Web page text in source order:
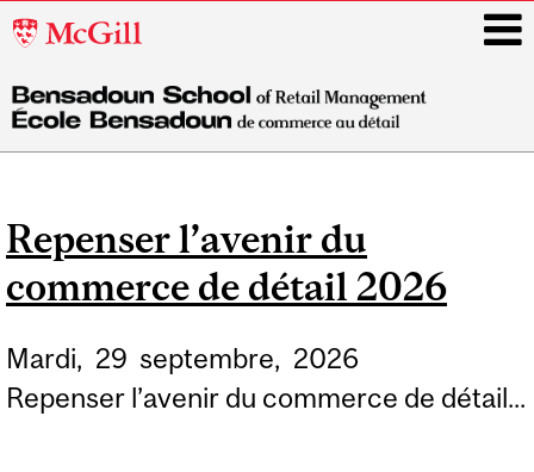
McGill
Repenser l’avenir du
commerce de détail 2026
Mardi, 29 septembre, 2026
Repenser l’avenir du commerce de détail...